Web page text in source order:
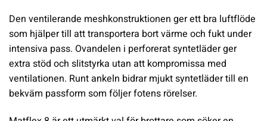
Den ventilerande meshkonstruktionen ger ett bra luftflöde
som hjälper till att transportera bort värme och fukt under
intensiva pass. Ovandelen i perforerat syntetläder ger
extra stöd och slitstyrka utan att kompromissa med
ventilationen. Runt ankeln bidrar mjukt syntetläder till en
bekväm passform som följer fotens rörelser.